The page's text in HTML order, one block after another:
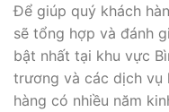
Để giúp quý khách
sẽ tổng hợp và đánh
bật nhất tại khu vực
trương và các dịch vụ
hàng có nhiều năm